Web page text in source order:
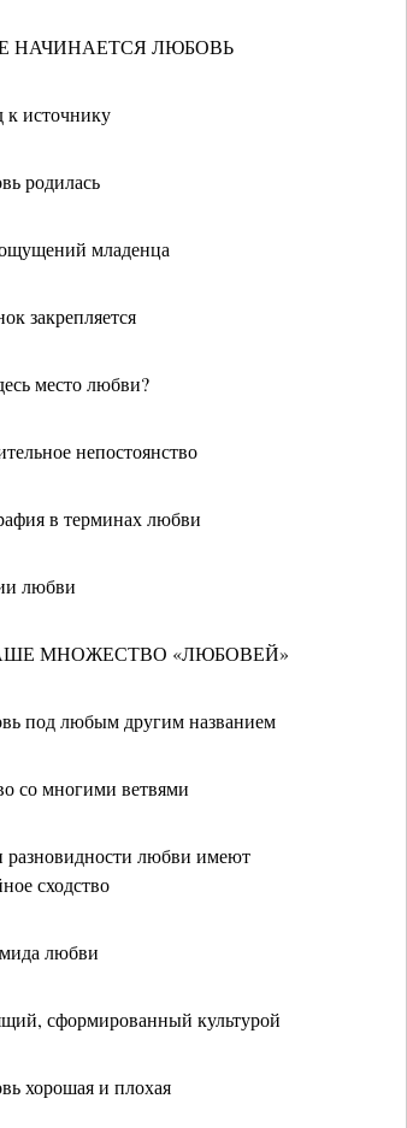
НАЧИНАЕТСЯ ЛЮБОВЬ
к источнику
родилась
младенца
закрепляется
место любви?
непостоянство
в терминах любви
любви
МНОЖЕСТВО «ЛЮБОВЕЙ»
под любым другим названием
со многими ветвями
любви имеют
сходство
любви
сформированный культурой
хорошая и плохая